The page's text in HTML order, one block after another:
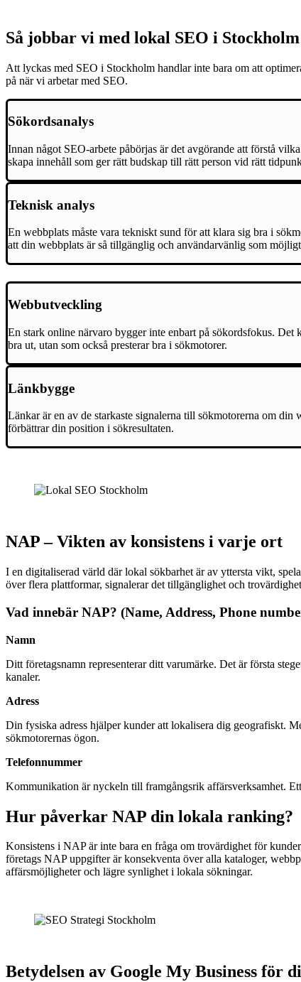
Så jobbar vi med lokal SEO i Stockholm
Att lyckas med SEO i Stockholm handlar inte bara om att
på när vi arbetar med SEO.
Sökordsanalys
Innan något SEO-arbete påbörjas är det avgörande att förstå
skapa innehåll som ger rätt budskap till rätt person vid rätt
Teknisk analys
En webbplats måste vara tekniskt sund för att klara sig bra i
att din webbplats är så tillgänglig och användarvänlig som
Webbutveckling
En stark online närvaro bygger inte enbart på sökordsfokus.
bra ut, utan som också presterar bra i sökmotorer.
Länkbygge
Länkar är en av de starkaste signalerna till sökmotorerna om
förbättrar din position i sökresultaten.
NAP – Vikten av konsistens i varje ort
I en digitaliserad värld där lokal sökbarhet är av yttersta vikt,
över flera plattformar, signalerar det tillgänglighet och
Vad innebär NAP? (Name, Address, Phone
Namn
Ditt företagsnamn representerar ditt varumärke. Det är första
kanaler.
Adress
Din fysiska adress hjälper kunder att lokalisera dig geografiskt.
sökmotorernas ögon.
Telefonnummer
Kommunikation är nyckeln till framgångsrik affärsverksamhet.
Hur påverkar NAP din lokala ranking?
Konsistens i NAP är inte bara en fråga om trovärdighet för
företags NAP uppgifter är konsekventa över alla kataloger,
affärsmöjligheter och lägre synlighet i lokala sökningar.
Betydelsen av Google My Business för